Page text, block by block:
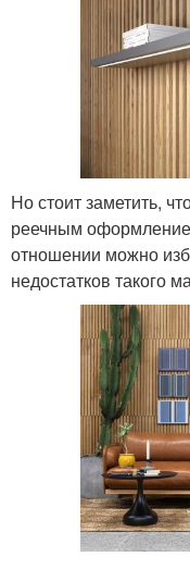
Но стоит заметить,
реечным
отношении можно
недостатков такого